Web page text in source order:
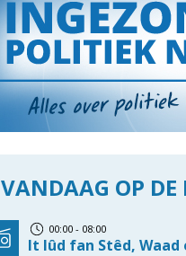
VANDAAG OP DE
00:00 - 08:00
It lûd fan Stêd, Waad